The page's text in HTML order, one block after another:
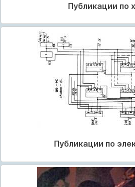
Публикации по
Публикации по